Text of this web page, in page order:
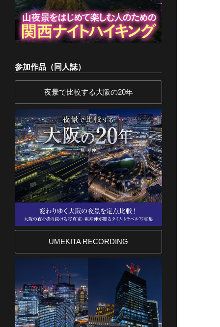
参加作品（同人誌）
夜景で比較する大阪の20年
UMEKITA RECORDING